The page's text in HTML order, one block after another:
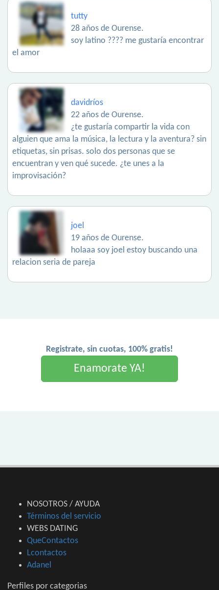
tutty
28 años de Ourense.
soy latino ???? me gustaría encontrar
el amor
davidríos
22 años de Ourense.
¿te gustaría compartir la vida con
alguien que ama la música, la lectura y la aventura? sin
etiquetas, sin prisas. solo dos personas que se
encuentran y ven qué sucede. ¿te unes a la
improvisación?
joel
19 años de Ourense.
holaaa soy joel estoy buscando una
relacion seria de pareja
Registrate, sin cuotas, 100% gratis!
Enamorate YA!
NOSOTROS / AYUDA
Términos del servicio
WEBS DATING
QueContactos
Lcontactos
Adanel
Perfiles por categorias